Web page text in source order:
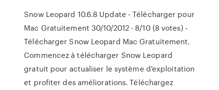
Snow Leopard 10.6.8 Update - Télécharger pour
Mac Gratuitement 30/10/2012 · 8/10 (8 votes) -
Télécharger Snow Leopard Mac Gratuitement.
Commencez à télécharger Snow Leopard
gratuit pour actualiser le système d'exploitation
et profiter des améliorations. Téléchargez